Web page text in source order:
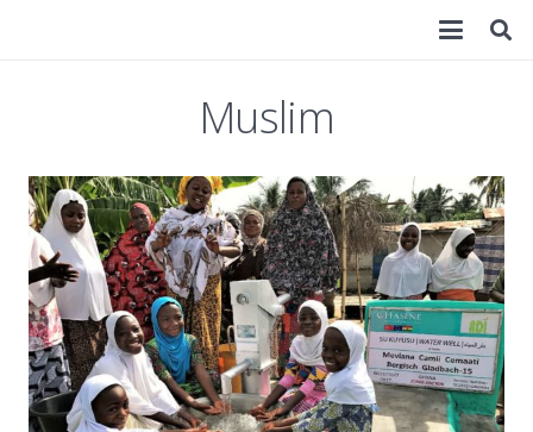
Muslim